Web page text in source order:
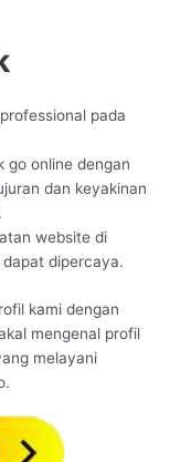
pada
go online dengan
dan keyakinan
website di
dipercaya.
kami dengan
mengenal profil
melayani